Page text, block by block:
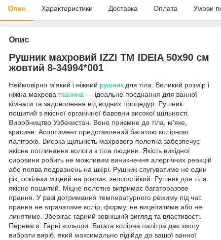
Опис Характеристики Доставка Оплата Умови
Опис
Рушник махровий IZZI TM IDEIA 50х90 см
жовтий 8-34994*001
Неймовірно м'який і ніжний рушник для тіла. Великий розмір і
ніжна махрова тканина — ідеальне поєднання для ванної
кімнати та задоволення від водних процедур. Рушник
пошитий з якісної органічної бавовни високої щільності.
Виробництво Узбекистан. Воно приємне до тіла, м'яке,
красиве. Асортимент представлений багатою колірною
палітрою. Висока щільність махрового полотна забезпечує
якісне поглинання вологи з тіла людини. Якість вихідної
сировини робить не можливим виникнення алергічних реакцій
або поява подразнень на шкірі. Рушник слугуватиме не один
рік, оскільки міцний на розрив, зносостійкий. Рушник для тіла
якісно пошитий. Міцне полотно витримає багаторазове
прання. У разі дотримання температурного режиму під час
прання не втрачатиме колір, форму, не вицвітатиме або не
линятиме. Зберігає гарний зовнішній вигляд та властивості.
Переваги: Гарні кольори. Багата колірна палітра дає змогу
вибрати виріб, який максимально підійде до вашої ванної